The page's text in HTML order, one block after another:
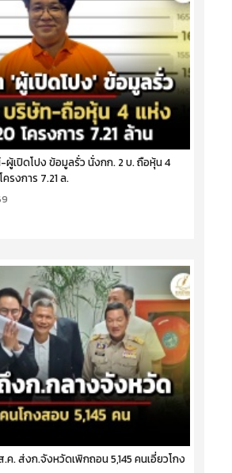
เปิดโปง ข้อมูลรั่ว นั่งกก. 2 บ. ถือหุ้น 4
รงการ 7.21 ล.
.ค. ส่งก.จังหวัดเพิกถอน 5,145 คนเอี่ยวโกง